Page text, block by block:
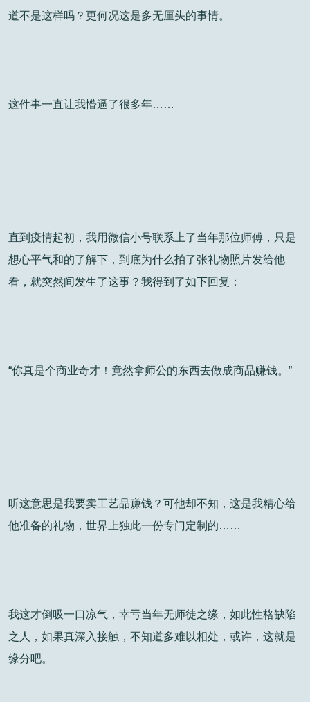
道不是这样吗？更何况这是多无厘头的事情。
这件事一直让我懵逼了很多年……
直到疫情起初，我用微信小号联系上了当年那位师傅，只是
想心平气和的了解下，到底为什么拍了张礼物照片发给他
看，就突然间发生了这事？我得到了如下回复：
“你真是个商业奇才！竟然拿师公的东西去做成商品赚钱。”
听这意思是我要卖工艺品赚钱？可他却不知，这是我精心给
他准备的礼物，世界上独此一份专门定制的……
我这才倒吸一口凉气，幸亏当年无师徒之缘，如此性格缺陷
之人，如果真深入接触，不知道多难以相处，或许，这就是
缘分吧。